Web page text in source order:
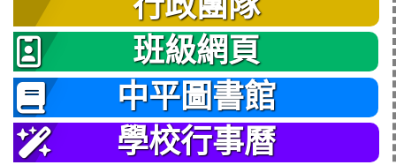
班級網頁
中平圖書館
學校行事曆